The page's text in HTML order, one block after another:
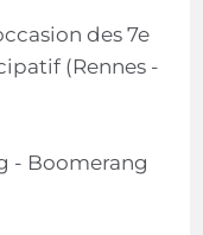
des 7e
(Rennes -
- Boomerang